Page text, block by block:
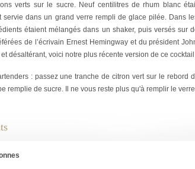
verts sur le sucre. Neuf centilitres de rhum blanc
servie dans un grand verre rempli de glace pilée. Dans
étaient mélangés dans un shaker, puis versés sur
de l’écrivain Ernest Hemingway et du président
et désaltérant, voici notre plus récente version de ce
: passez une tranche de citron vert sur le rebord
remplie de sucre. Il ne vous reste plus qu'à remplir le